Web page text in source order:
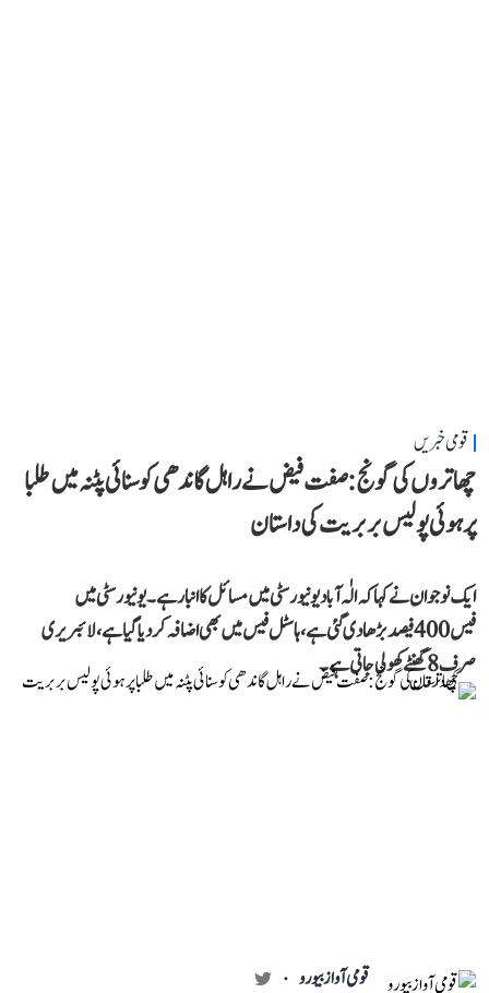
قومی خبریں
چھاتروں کی گونج: صفت فیض نے راہل گاندھی کو سنائی پٹنہ میں طلبا
پر ہوئی پولیس بربریت کی داستان
ایک نوجوان نے کہا کہ الٰہ آباد یونیورسٹی میں مسائل کا انبار ہے۔ یونیورسٹی میں
فیس 400 فیصد بڑھا دی گئی ہے، ہاسٹل فیس میں بھی اضافہ کر دیا گیا ہے، لائبریری
صرف 8 گھنٹے کھولی جاتی ہے۔
قومی آواز بیورو